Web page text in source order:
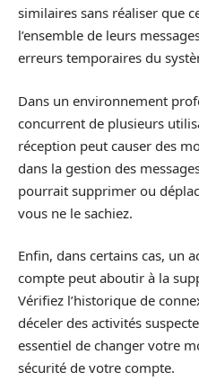
similaires sans réaliser que
l’ensemble de leurs
erreurs temporaires du
Dans un environnement
concurrent de plusieurs
réception peut causer des
dans la gestion des
pourrait supprimer ou
vous ne le sachiez.
Enfin, dans certains cas, un
compte peut aboutir à la
Vérifiez l’historique de
déceler des activités
essentiel de changer votre
sécurité de votre compte.